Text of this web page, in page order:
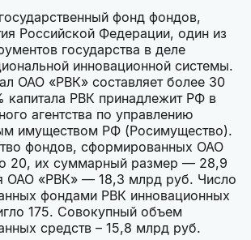
фонд фондов,
Российской Федерации, один из
государства в деле
инновационной системы.
ОАО «РВК» составляет более 30
капитала РВК принадлежит РФ в
агентства по управлению
имуществом РФ (Росимущество).
фондов, сформированных ОАО
20, их суммарный размер — 28,9
ОАО «РВК» — 18,3 млрд руб. Число
фондами РВК инновационных
175. Совокупный объем
средств – 15,8 млрд руб.